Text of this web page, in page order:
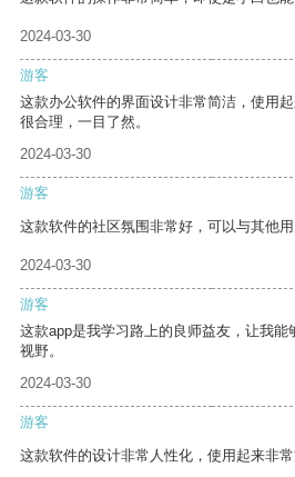
2024-03-30
游客
这款办公软件的界面设计非常简洁，使用
很合理，一目了然。
2024-03-30
游客
这款软件的社区氛围非常好，可以与其他用
2024-03-30
游客
这款app是我学习路上的良师益友，让我
视野。
2024-03-30
游客
这款软件的设计非常人性化，使用起来非常